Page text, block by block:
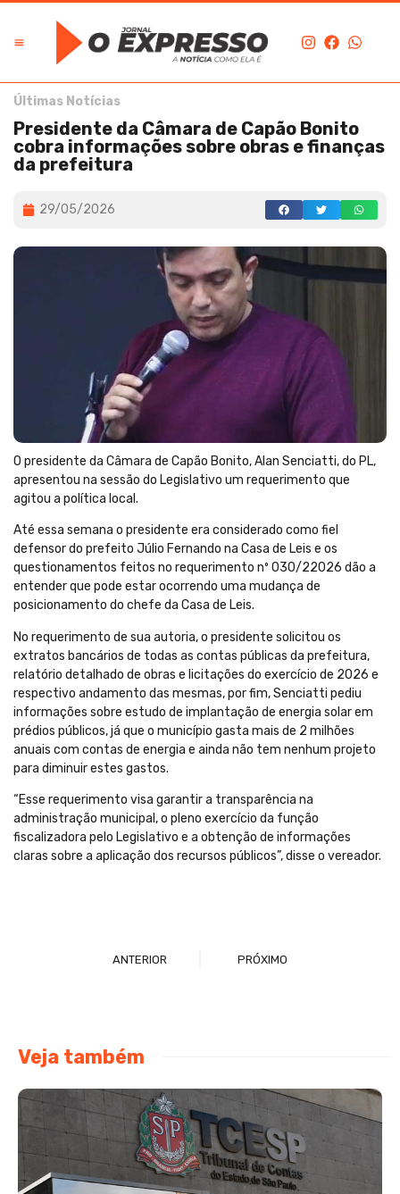
Últimas Notícias
Presidente da Câmara de Capão Bonito
cobra informações sobre obras e finanças
da prefeitura
29/05/2026
O presidente da Câmara de Capão Bonito, Alan Senciatti, do PL,
apresentou na sessão do Legislativo um requerimento que
agitou a política local.
Até essa semana o presidente era considerado como fiel
defensor do prefeito Júlio Fernando na Casa de Leis e os
questionamentos feitos no requerimento nº 030/22026 dão a
entender que pode estar ocorrendo uma mudança de
posicionamento do chefe da Casa de Leis.
No requerimento de sua autoria, o presidente solicitou os
extratos bancários de todas as contas públicas da prefeitura,
relatório detalhado de obras e licitações do exercício de 2026 e
respectivo andamento das mesmas, por fim, Senciatti pediu
informações sobre estudo de implantação de energia solar em
prédios públicos, já que o município gasta mais de 2 milhões
anuais com contas de energia e ainda não tem nenhum projeto
para diminuir estes gastos.
“Esse requerimento visa garantir a transparência na
administração municipal, o pleno exercício da função
fiscalizadora pelo Legislativo e a obtenção de informações
claras sobre a aplicação dos recursos públicos”, disse o vereador.
ANTERIOR PRÓXIMO
Veja também